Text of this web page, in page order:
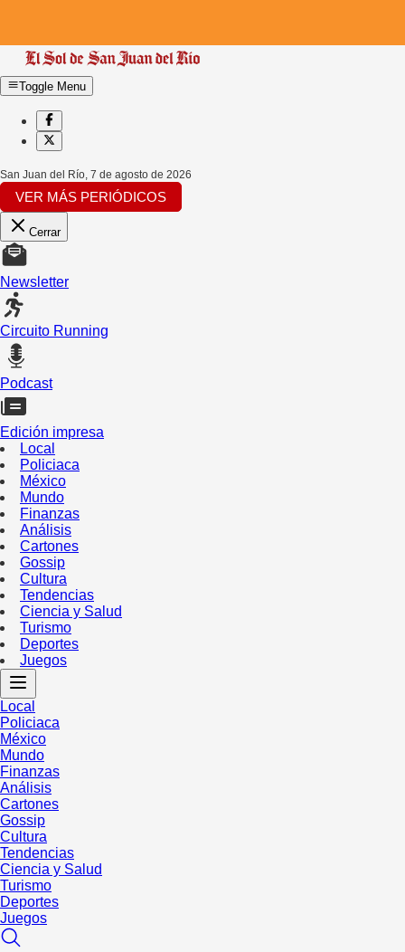
Toggle Menu
San Juan del Río, 7 de agosto de 2026
VER MÁS PERIÓDICOS
Cerrar
Newsletter
Circuito Running
Podcast
Edición impresa
Local
Policiaca
México
Mundo
Finanzas
Análisis
Cartones
Gossip
Cultura
Tendencias
Ciencia y Salud
Turismo
Deportes
Juegos
Local
Policiaca
México
Mundo
Finanzas
Análisis
Cartones
Gossip
Cultura
Tendencias
Ciencia y Salud
Turismo
Deportes
Juegos